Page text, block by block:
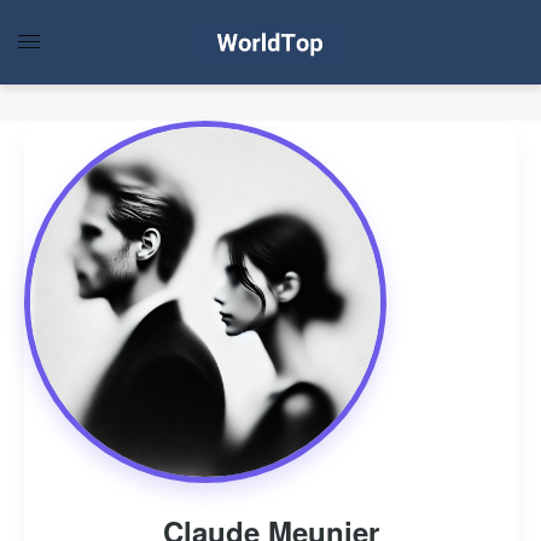
Claude Meunier